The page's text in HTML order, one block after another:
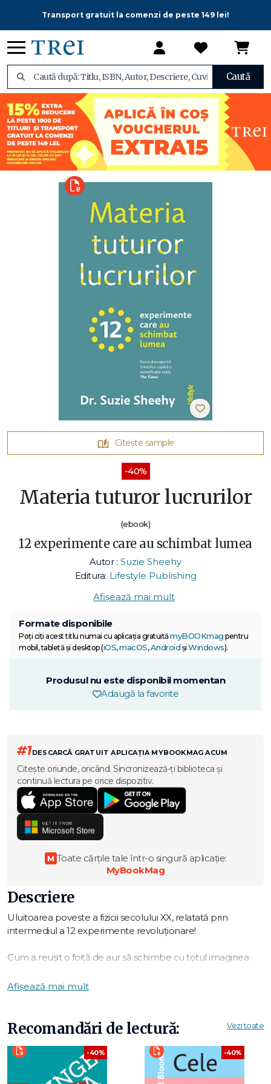
Transport gratuit la comenzi de peste 149 lei!
Caută
Citește sample
-40%
Materia tuturor lucrurilor
(ebook)
12 experimente care au schimbat lumea
Autor : Suzie Sheehy
Editura: Lifestyle Publishing
Afișează mai mult
Formate disponibile
Poți citi acest titlu numai cu aplicația gratuitămyBOOKmag pentru
mobil, tabletă și desktop (iOS,macOS,Android și Windows).
Produsul nu este disponibil momentan
Adaugă la favorite
#1DESCARCĂ GRATUIT APLICAȚIA MYBOOKMAG ACUM
Citește oriunde, oricând. Sincronizează-ți biblioteca și
continuă lectura pe orice dispozitiv.
M Toate cărțile tale într-o singură aplicație:
MyBookMag
Descriere
Uluitoarea poveste a fizicii secolului XX, relatată prin
intermediul a 12 experimente revoluționare!
Cum a reușit o foiță de aur să schimbe cu totul imaginea
Ce rol a jucat balonul cu aer cald în descoperirea radiației
experimentele premergătoare punerii în funcțiune a
acceleratorului Large Hadron Collider?
În Materia tuturor lucrurilor, dr. Suzie Sheehy ne face
cunoștință cu oamenii care, printr-o combinație de geniu,
Afișează mai mult
Recomandări de lectură: Vezi toate
-40% -40%